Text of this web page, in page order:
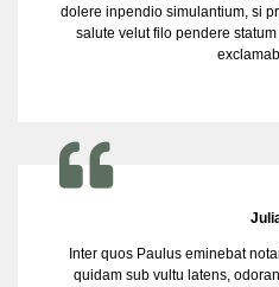
dolere inpendio simulantium, si
salute velut filo pendere
Inter quos Paulus eminebat
quidam sub vultu latens,